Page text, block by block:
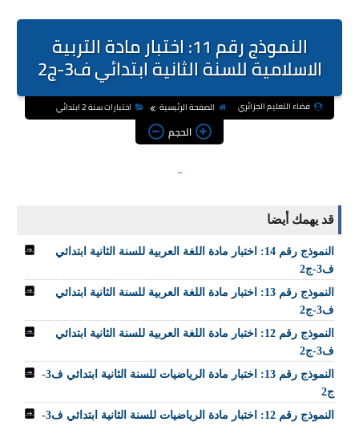
النموذج رقم 11: اختبار مادة التربية
الاسلامية للسنة الثانية ابتدائي ف3-ج2
فضاء التعليم الجزائري الصفحة الرئيسية اختبارات سنة 2 ابتدائي
الحجم
قد يهمك أيضا
النموذج رقم 14: اختبار مادة اللغة العربية للسنة الثانية ابتدائي
ف3-ج2
النموذج رقم 13: اختبار مادة اللغة العربية للسنة الثانية ابتدائي
ف3-ج2
النموذج رقم 12: اختبار مادة اللغة العربية للسنة الثانية ابتدائي
ف3-ج2
النموذج رقم 13: اختبار مادة الرياضيات للسنة الثانية ابتدائي ف3-
ج2
النموذج رقم 12: اختبار مادة الرياضيات للسنة الثانية ابتدائي ف3-